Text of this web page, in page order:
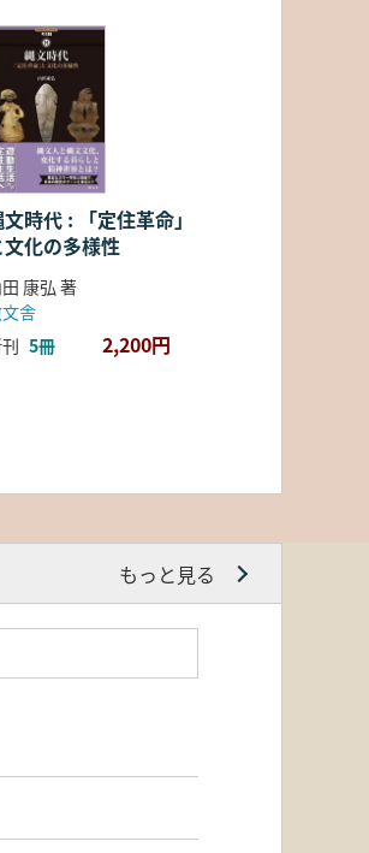
時代 : 「定住革命」
文化の多様性
康弘 著
舎
5冊 2,200円
もっと見る